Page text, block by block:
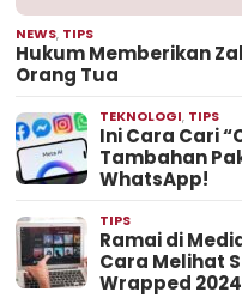
NEWS, TIPS
Hukum Memberikan
Orang Tua
TEKNOLOGI, TIPS
Ini Cara Cari
Tambahan
WhatsApp!
TIPS
Ramai di
Cara Melihat
Wrapped 2024